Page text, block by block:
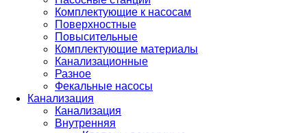
Комплектующие к насосам
Поверхностные
Повысительные
Комплектующие материалы
Канализационные
Разное
Фекальные насосы
Канализация
Канализация
Внутренняя